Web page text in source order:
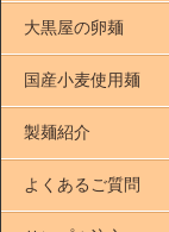
大黒屋の卵麺
国産小麦使用麺
製麺紹介
よくあるご質問